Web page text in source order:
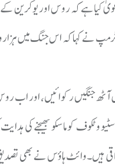
کیا ہے کہ روس اور
نے کہا کہ اس جنگ میں
میں آٹھ جنگیں رکوائیں،
وٹکوف کو ماسکو بھیجنے
ہیں۔وائٹ ہاؤس نے بھی